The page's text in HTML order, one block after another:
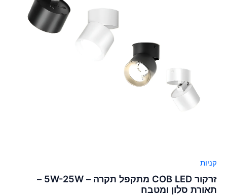
קניות
זרקור COB LED מתקפל תקרה – 5W-25W –
תאורת סלון ומטבח